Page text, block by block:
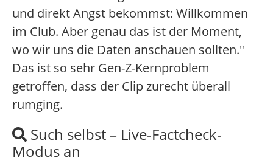
und direkt Angst bekommst: Willkommen
im Club. Aber genau das ist der Moment,
wo wir uns die Daten anschauen sollten."
Das ist so sehr Gen-Z-Kernproblem
getroffen, dass der Clip zurecht überall
rumging.
Such selbst – Live-Factcheck-
Modus an